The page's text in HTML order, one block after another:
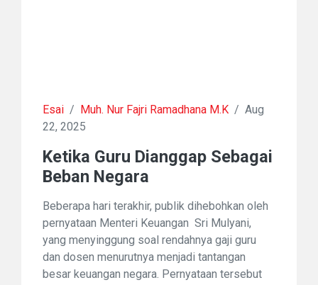
Esai / Muh. Nur Fajri Ramadhana M.K / Aug
22, 2025
Ketika Guru Dianggap Sebagai
Beban Negara
Beberapa hari terakhir, publik dihebohkan oleh
pernyataan Menteri Keuangan Sri Mulyani,
yang menyinggung soal rendahnya gaji guru
dan dosen menurutnya menjadi tantangan
besar keuangan negara. Pernyataan tersebut